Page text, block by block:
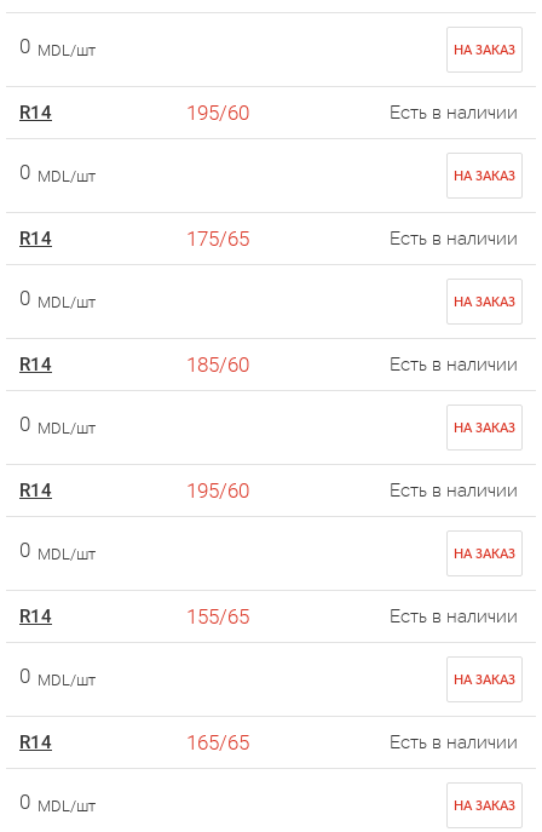
0 MDL/шт НА ЗАКАЗ
R14 195/60 Есть в наличии
0 MDL/шт НА ЗАКАЗ
R14 175/65 Есть в наличии
0 MDL/шт НА ЗАКАЗ
R14 185/60 Есть в наличии
0 MDL/шт НА ЗАКАЗ
R14 195/60 Есть в наличии
0 MDL/шт НА ЗАКАЗ
R14 155/65 Есть в наличии
0 MDL/шт НА ЗАКАЗ
R14 165/65 Есть в наличии
0 MDL/шт НА ЗАКАЗ